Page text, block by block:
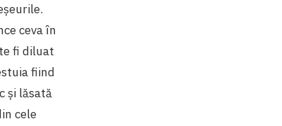
ceva în
fi diluat
fiind
și lăsată
cele